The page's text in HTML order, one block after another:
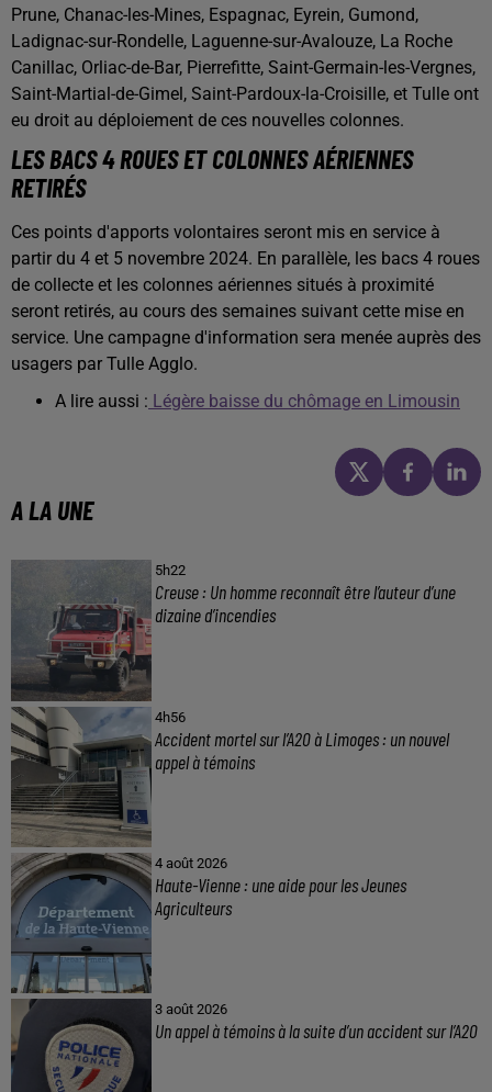
Prune, Chanac-les-Mines, Espagnac, Eyrein, Gumond,
Ladignac-sur-Rondelle, Laguenne-sur-Avalouze, La Roche
Canillac, Orliac-de-Bar, Pierrefitte, Saint-Germain-les-Vergnes,
Saint-Martial-de-Gimel, Saint-Pardoux-la-Croisille, et Tulle ont
eu droit au déploiement de ces nouvelles colonnes.
LES BACS 4 ROUES ET COLONNES AÉRIENNES
RETIRÉS
Ces points d'apports volontaires seront mis en service à
partir du 4 et 5 novembre 2024. En parallèle, les bacs 4 roues
de collecte et les colonnes aériennes situés à proximité
seront retirés, au cours des semaines suivant cette mise en
service. Une campagne d'information sera menée auprès des
usagers par Tulle Agglo.
A lire aussi : Légère baisse du chômage en Limousin
A LA UNE
5h22
Creuse : Un homme reconnaît être l’auteur d’une
dizaine d’incendies
4h56
Accident mortel sur l’A20 à Limoges : un nouvel
appel à témoins
4 août 2026
Haute-Vienne : une aide pour les Jeunes
Agriculteurs
3 août 2026
Un appel à témoins à la suite d’un accident sur l’A20